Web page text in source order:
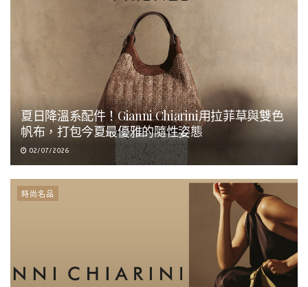
夏日降溫系配件！Gianni Chiarini用拉菲草與雙色
帆布，打包今夏最優雅的隨性姿態
02/07/2026
時尚名品